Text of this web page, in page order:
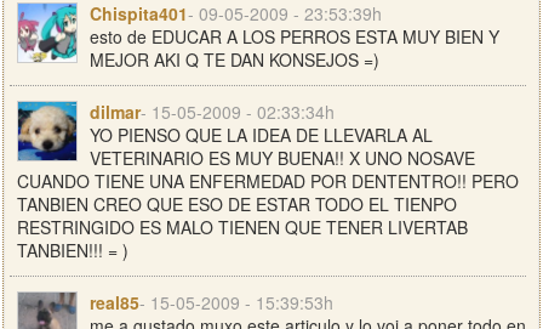
Chispita401- 09-05-2009 - 23:53:39h
esto de EDUCAR A LOS PERROS ESTA MUY BIEN Y
MEJOR AKI Q TE DAN KONSEJOS =)
dilmar- 15-05-2009 - 02:33:34h
YO PIENSO QUE LA IDEA DE LLEVARLA AL
VETERINARIO ES MUY BUENA!! X UNO NOSAVE
CUANDO TIENE UNA ENFERMEDAD POR DENTENTRO!! PERO
TANBIEN CREO QUE ESO DE ESTAR TODO EL TIENPO
RESTRINGIDO ES MALO TIENEN QUE TENER LIVERTAB
TANBIEN!!! = )
real85- 15-05-2009 - 15:39:53h